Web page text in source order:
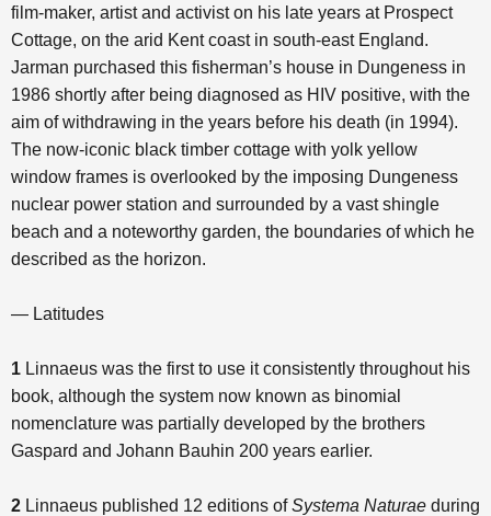
film-maker, artist and activist on his late years at Prospect
Cottage, on the arid Kent coast in south-east England.
Jarman purchased this fisherman’s house in Dungeness in
1986 shortly after being diagnosed as HIV positive, with the
aim of withdrawing in the years before his death (in 1994).
The now-iconic black timber cottage with yolk yellow
window frames is overlooked by the imposing Dungeness
nuclear power station and surrounded by a vast shingle
beach and a noteworthy garden, the boundaries of which he
described as the horizon.
— Latitudes
1 Linnaeus was the first to use it consistently throughout his
book, although the system now known as binomial
nomenclature was partially developed by the brothers
Gaspard and Johann Bauhin 200 years earlier.
2 Linnaeus published 12 editions ofSystema Naturae during